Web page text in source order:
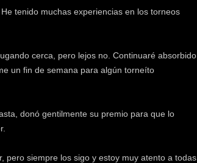
tenido muchas experiencias en los torneos
cerca, pero lejos no. Continuaré absorbido
un fin de semana para algún torneíto
donó gentilmente su premio para que lo
pero siempre los sigo y estoy muy atento a todas